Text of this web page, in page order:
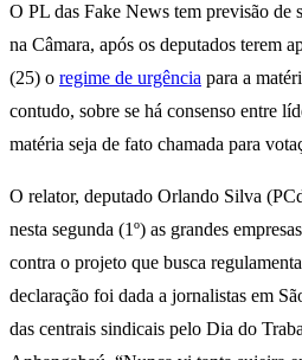
O PL das Fake News tem previsão de
na Câmara, após os deputados terem
(25) o regime de urgência para a
contudo, sobre se há consenso entre
matéria seja de fato chamada para
O relator, deputado Orlando Silva
nesta segunda (1º) as grandes
contra o projeto que busca
declaração foi dada a jornalistas em
das centrais sindicais pelo Dia do